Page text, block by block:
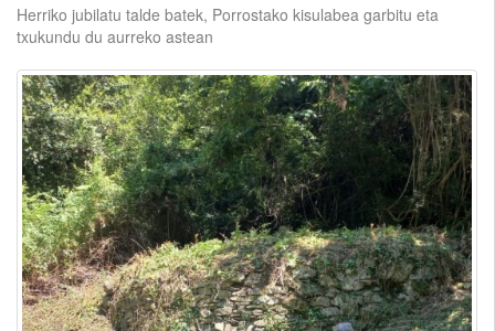
Herriko jubilatu talde batek, Porrostako kisulabea garbitu eta
txukundu du aurreko astean